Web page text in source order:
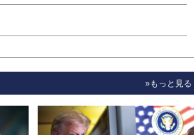
»もっと見る